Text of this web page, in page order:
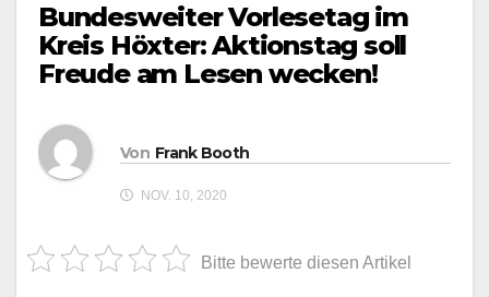
Bundesweiter Vorlesetag im
Kreis Höxter: Aktionstag soll
Freude am Lesen wecken!
Von Frank Booth
NOV. 10, 2020
Bitte bewerte diesen Artikel